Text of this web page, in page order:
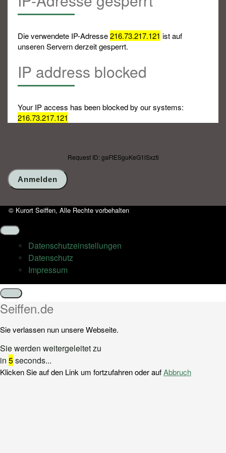
Die verwendete IP-Adresse216.73.217.121 ist auf
unseren Servern derzeit gesperrt.
IP address blocked
Your IP access has been blocked by our systems:
216.73.217.121
Request ID: gaFtESguKeG1lSxzti
© Kurort Seiffen, Alle Rechte vorbehalten
Datenschutz­einstellungen
Datenschutz
Impressum
Schließen
Seiffen.de
Sie verlassen nun unsere Webseite.
Sie werden weitergeleitet zu
in 5seconds...
Klicken Sie auf den Link um fortzufahren oder aufAbbruch